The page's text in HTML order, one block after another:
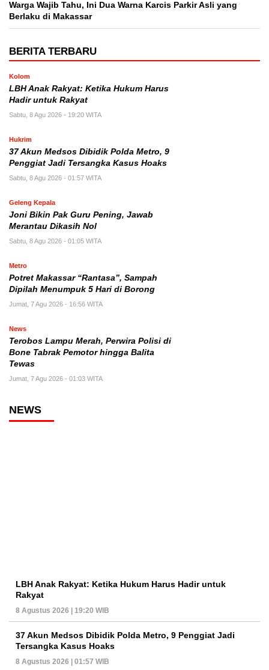
Warga Wajib Tahu, Ini Dua Warna Karcis Parkir Asli yang
Berlaku di Makassar
BERITA TERBARU
Kolom
LBH Anak Rakyat: Ketika Hukum Harus
Hadir untuk Rakyat
Sabtu, 8 Agu 2026 - 19:20 WITA
Hukrim
37 Akun Medsos Dibidik Polda Metro, 9
Penggiat Jadi Tersangka Kasus Hoaks
Sabtu, 8 Agu 2026 - 01:57 WITA
Geleng Kepala
Joni Bikin Pak Guru Pening, Jawab
Merantau Dikasih Nol
Sabtu, 8 Agu 2026 - 01:05 WITA
Metro
Potret Makassar “Rantasa”, Sampah
Dipilah Menumpuk 5 Hari di Borong
Jumat, 7 Agu 2026 - 16:56 WITA
News
Terobos Lampu Merah, Perwira Polisi di
Bone Tabrak Pemotor hingga Balita
Tewas
Jumat, 7 Agu 2026 - 01:03 WITA
NEWS
LBH Anak Rakyat: Ketika Hukum Harus Hadir untuk
Rakyat
8 Agustus 2026 | 19:20 WIB
37 Akun Medsos Dibidik Polda Metro, 9 Penggiat Jadi
Tersangka Kasus Hoaks
8 Agustus 2026 | 01:57 WIB